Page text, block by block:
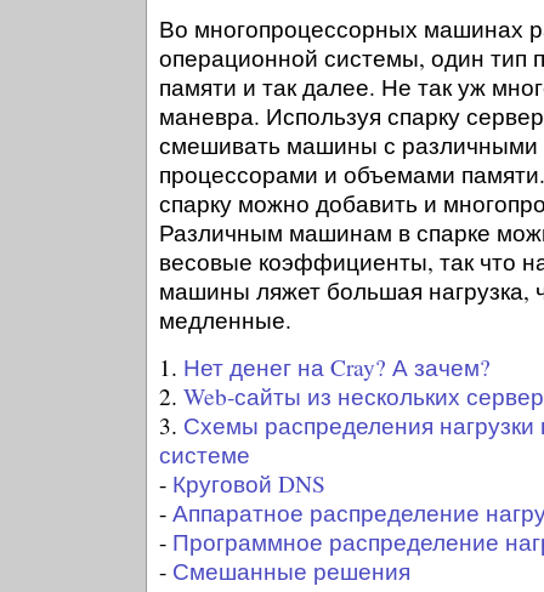
Во многопроцессорных машинах
операционной системы, один тип
памяти и так далее. Не так уж
маневра. Используя спарку
смешивать машины с различными
процессорами и объемами
спарку можно добавить и
Различным машинам в спарке
весовые коэффициенты, так что
машины ляжет большая нагрузка,
медленные.
1. Нет денег на Cray? А зачем?
2. Web-сайты из нескольких
3. Схемы распределения
системе
- Круговой DNS
- Аппаратное распределение
- Программное распределение
- Смешанные решения